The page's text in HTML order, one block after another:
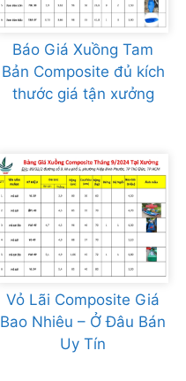
Báo Giá Xuồng Tam
Bản Composite đủ kích
thước giá tận xưởng
Vỏ Lãi Composite Giá
Bao Nhiêu – Ở Đâu Bán
Uy Tín